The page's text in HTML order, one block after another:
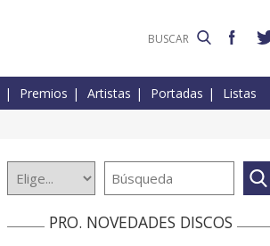
Premios Artistas Portadas Listas
PRO. NOVEDADES DISCOS